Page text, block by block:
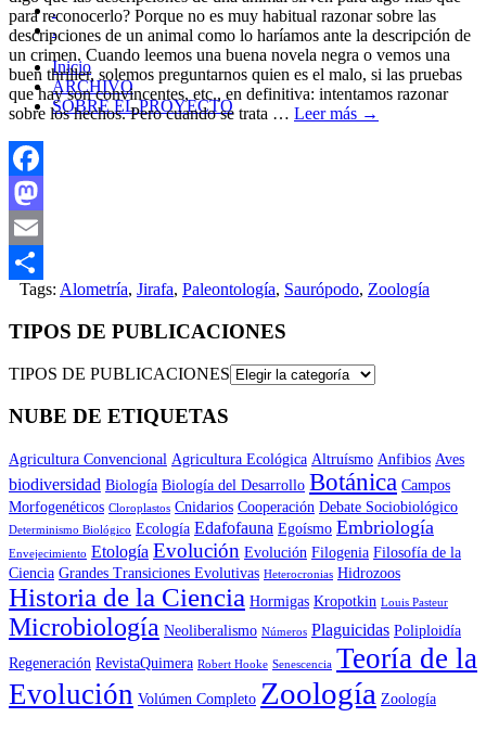
.
.
Inicio
ARCHIVO
SOBRE EL PROYECTO
para reconocerlo? Porque no es muy habitual razonar sobre las
descripciones de un animal como lo haríamos ante la descripción de
un crimen. Cuando leemos una buena novela negra o vemos una
buen thriller, solemos preguntarnos quien es el malo, si las pruebas
que hay son convincentes, etc., en definitiva: intentamos razonar
sobre los hechos. Pero cuando se trata … Leer más →
Facebook
Mastodon
Email
Compartir
Tags: Alometría, Jirafa, Paleontología, Saurópodo, Zoología
TIPOS DE PUBLICACIONES
TIPOS DE PUBLICACIONES
NUBE DE ETIQUETAS
Agricultura Convencional Agricultura Ecológica Altruísmo Anfibios Aves
biodiversidad Biología Biología del Desarrollo Botánica Campos
Morfogenéticos Cloroplastos Cnidarios Cooperación Debate Sociobiológico
Determinismo Biológico Ecología Edafofauna Egoísmo Embriología
Envejecimiento Etología Evolución Evolución Filogenia Filosofía de la
Ciencia Grandes Transiciones Evolutivas Heterocronias Hidrozoos
Historia de la Ciencia Hormigas Kropotkin Louis Pasteur
Microbiología Neoliberalismo Números Plaguicidas Poliploidía
Regeneración RevistaQuimera Robert Hooke Senescencia Teoría de la
Evolución Volúmen Completo Zoología Zoología